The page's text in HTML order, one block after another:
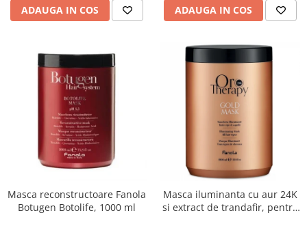
ADAUGA IN COS ADAUGA IN COS
Masca reconstructoare Fanola
Botugen Botolife, 1000 ml
Masca iluminanta cu aur 24K
si extract de trandafir, pentru